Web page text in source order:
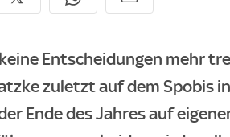
Entscheidungen mehr
zuletzt auf dem Spobis
Ende des Jahres auf